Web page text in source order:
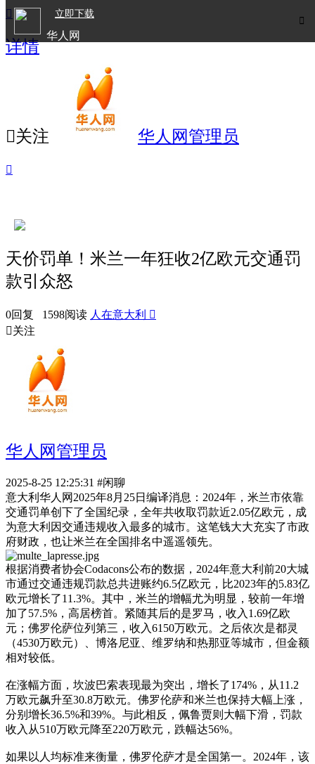

立即下载
华人网

详情
关注 华人网管理员

天价罚单！米兰一年狂收2亿欧元交通罚
款引众怒
0回复 1598阅读 人在意大利 
关注
华人网管理员
2025-8-25 12:25:31 #闲聊
意大利华人网2025年8月25日编译消息：2024年，米兰市依靠
交通罚单创下了全国纪录，全年共收取罚款近2.05亿欧元，成
为意大利因交通违规收入最多的城市。这笔钱大大充实了市政
府财政，也让米兰在全国排名中遥遥领先。
根据消费者协会Codacons公布的数据，2024年意大利前20大城
市通过交通违规罚款总共进账约6.5亿欧元，比2023年的5.83亿
欧元增长了11.3%。其中，米兰的增幅尤为明显，较前一年增
加了57.5%，高居榜首。紧随其后的是罗马，收入1.69亿欧
元；佛罗伦萨位列第三，收入6150万欧元。之后依次是都灵
（4530万欧元）、博洛尼亚、维罗纳和热那亚等城市，但金额
相对较低。
在涨幅方面，坎波巴索表现最为突出，增长了174%，从11.2
万欧元飙升至30.8万欧元。佛罗伦萨和米兰也保持大幅上涨，
分别增长36.5%和39%。与此相反，佩鲁贾则大幅下滑，罚款
收入从510万欧元降至220万欧元，跌幅达56%。
如果以人均标准来衡量，佛罗伦萨才是全国第一。2024年，该